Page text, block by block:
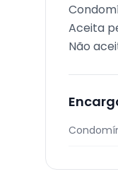
Aceita
Não